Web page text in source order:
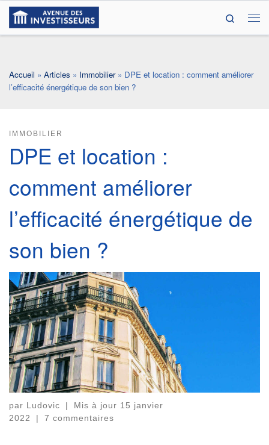
Passer au contenu
Search
Accueil » Articles » Immobilier » DPE et location : comment améliorer
l’efficacité énergétique de son bien ?
IMMOBILIER
DPE et location :
comment améliorer
l’efficacité énergétique de
son bien ?
par Ludovic | Mis à jour 15 janvier
2022
| 7 commentaires